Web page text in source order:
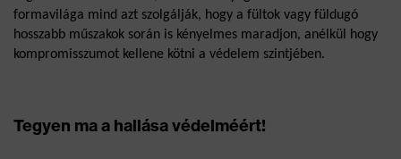
formavilága mind azt szolgálják, hogy a fültok vagy füldugó
hosszabb műszakok során is kényelmes maradjon, anélkül hogy
kompromisszumot kellene kötni a védelem szintjében.
Tegyen ma a hallása védelméért!